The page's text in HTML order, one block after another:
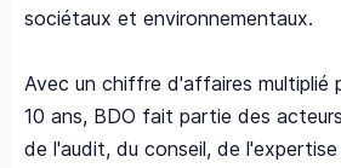
sociétaux et environnementaux.
Avec un chiffre d'affaires multiplié
10 ans, BDO fait partie des
de l'audit, du conseil, de